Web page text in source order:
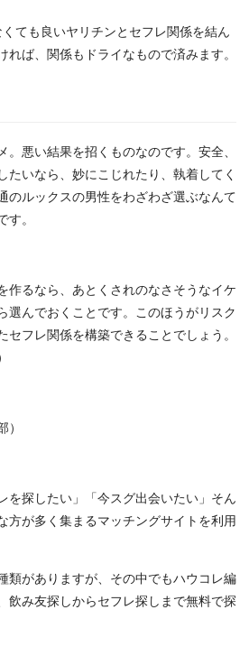
ても良いヤリチンとセフレ関係を結ん
れば、関係もドライなもので済みます。
。悪い結果を招くものなのです。安全、
たいなら、妙にこじれたり、執着してく
のルックスの男性をわざわざ選ぶなんて
す。
作るなら、あとくされのなさそうなイケ
選んでおくことです。このほうがリスク
セフレ関係を構築できることでしょう。
）
を探したい」「今スグ出会いたい」そん
方が多く集まるマッチングサイトを利用
類がありますが、その中でもハウコレ編
飲み友探しからセフレ探しまで無料で探